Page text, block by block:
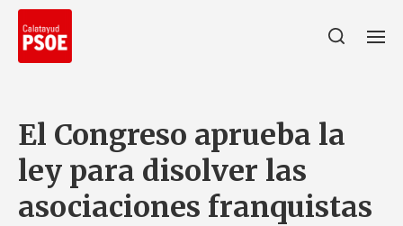
El Congreso aprueba la
ley para disolver las
asociaciones franquistas